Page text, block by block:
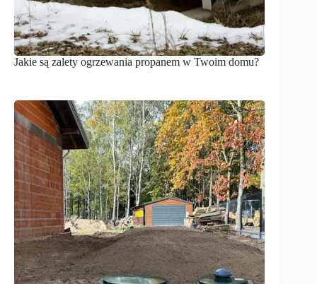
Jakie są zalety ogrzewania propanem w Twoim domu?